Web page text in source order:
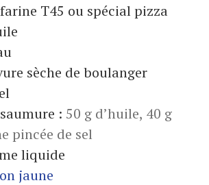
T45 ou spécial pizza
sèche de boulanger
: 50 g d’huile, 40 g
pincée de sel
liquide
jaune